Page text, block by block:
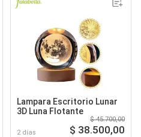
Lampara Escritorio Lunar
3D Luna Flotante
2 días
$ 45.700,00
$ 38.500,00